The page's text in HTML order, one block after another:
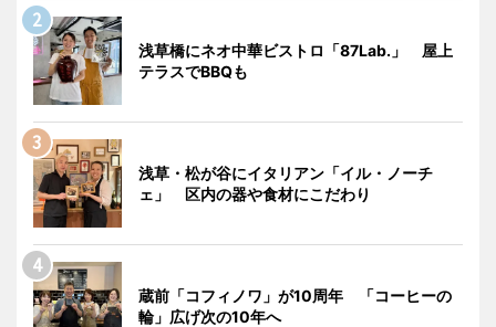
浅草橋にネオ中華ビストロ「87Lab.」 屋上
テラスでBBQも
浅草・松が谷にイタリアン「イル・ノーチ
ェ」 区内の器や食材にこだわり
蔵前「コフィノワ」が10周年 「コーヒーの
輪」広げ次の10年へ